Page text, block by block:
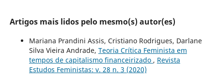
Artigos mais lidos pelo mesmo(s) autor(es)
Mariana Prandini Assis, Cristiano Rodrigues, Darlane
Silva Vieira Andrade, Teoria Crítica Feminista em
tempos de capitalismo financeirizado , Revista
Estudos Feministas: v. 28 n. 3 (2020)